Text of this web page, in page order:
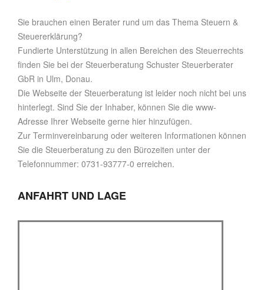
Sie brauchen einen Berater rund um das Thema Steuern &
Steuererklärung?
Fundierte Unterstützung in allen Bereichen des Steuerrechts
finden Sie bei der Steuerberatung Schuster Steuerberater
GbR in Ulm, Donau.
Die Webseite der Steuerberatung ist leider noch nicht bei uns
hinterlegt. Sind Sie der Inhaber, können Sie die www-
Adresse Ihrer Webseite gerne hier hinzufügen.
Zur Terminvereinbarung oder weiteren Informationen können
Sie die Steuerberatung zu den Bürozeiten unter der
Telefonnummer: 0731-93777-0 erreichen.
ANFAHRT UND LAGE